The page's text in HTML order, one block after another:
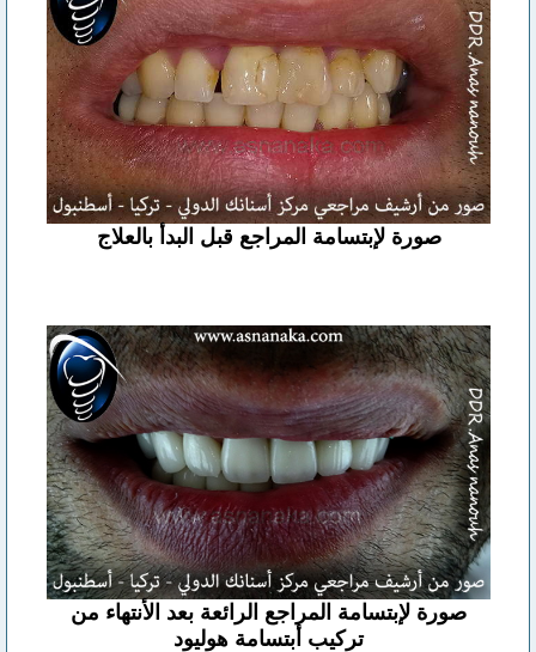
صورة لإبتسامة المراجع قبل البدأ بالعلاج
صورة لإبتسامة المراجع الرائعة بعد الأنتهاء من
تركيب أبتسامة هوليود